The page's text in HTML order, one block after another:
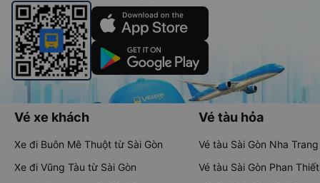
Vé xe khách
Xe đi Buôn Mê Thuột từ Sài Gòn
Xe đi Vũng Tàu từ Sài Gòn
Vé tàu hỏa
Vé tàu Sài Gòn Nha Trang
Vé tàu Sài Gòn Phan Thiết